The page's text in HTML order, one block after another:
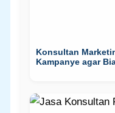
Konsultan
Kampanye agar